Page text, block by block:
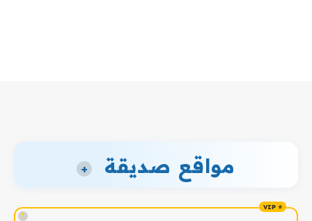
مواقع صديقة +
!